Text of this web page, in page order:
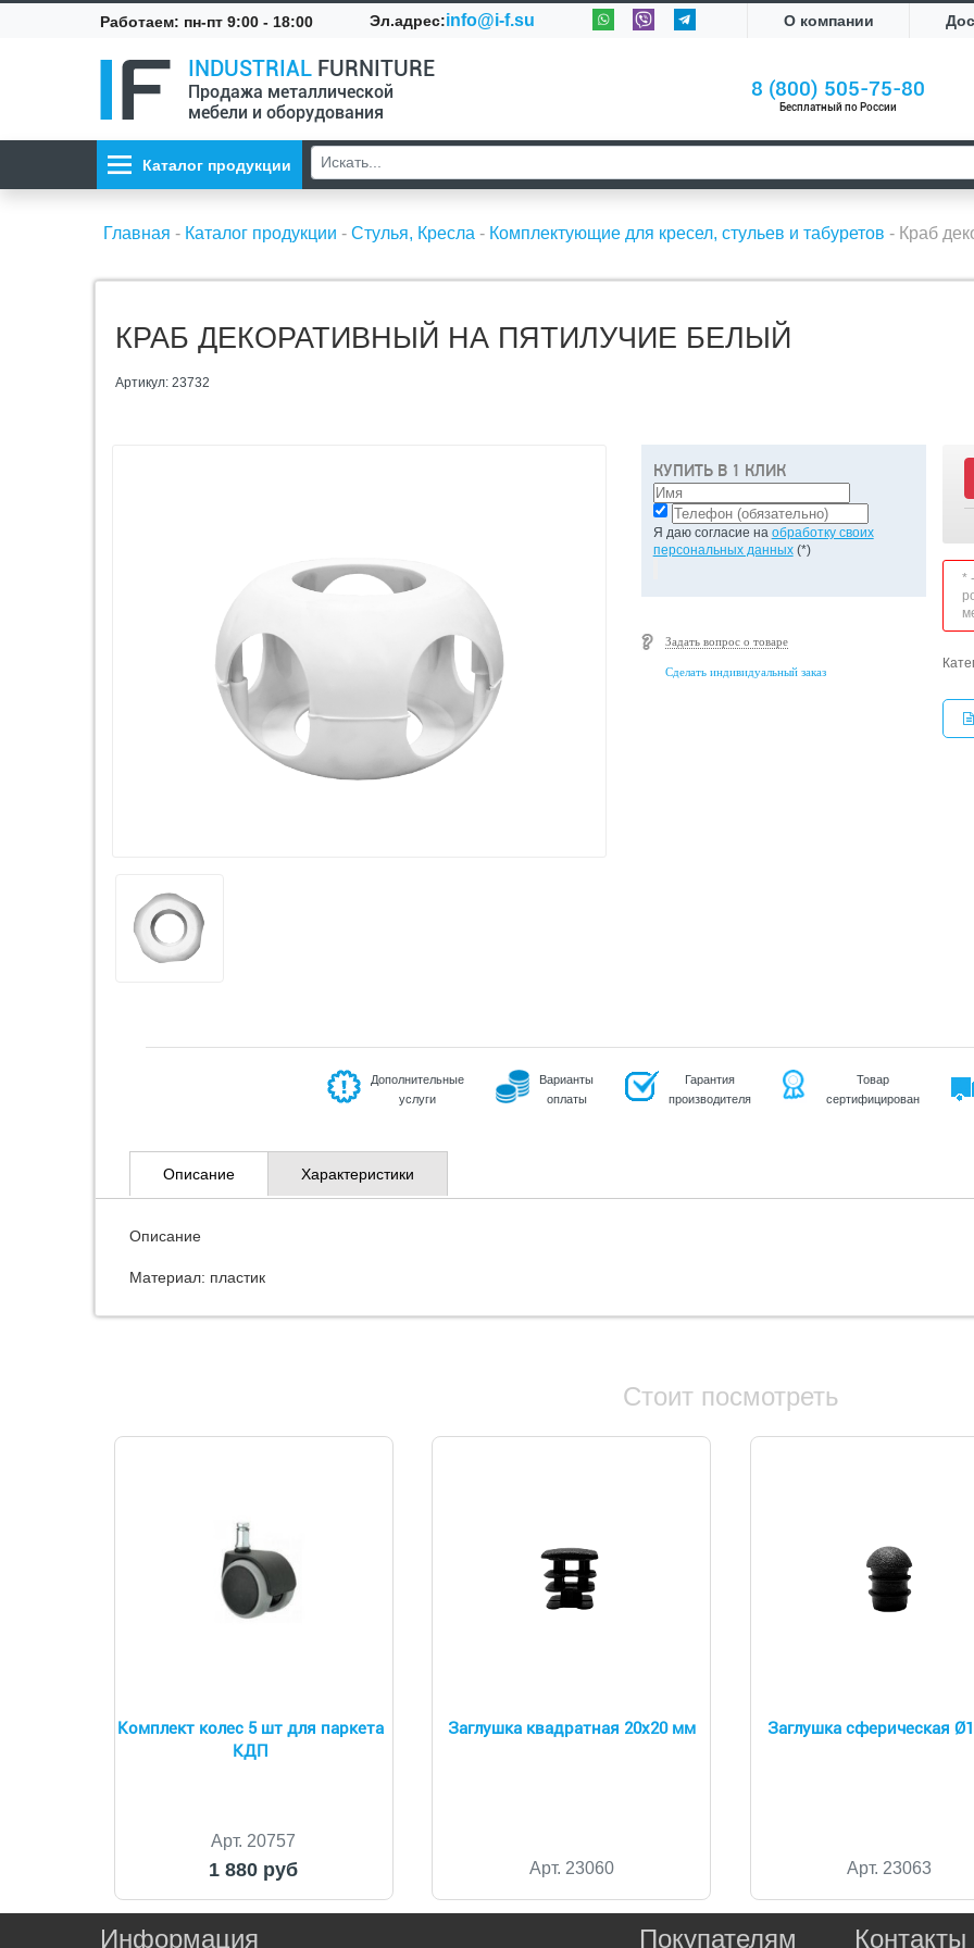
Работаем: пн-пт 9:00 - 18:00 Эл.адрес:info@i-f.su О компании
INDUSTRIAL FURNITURE
Продажа металлической
мебели и оборудования
8 (800) 505-75-80
Бесплатный по России
Каталог продукции
Главная - Каталог продукции - Стулья, Кресла - Комплектующие для кресел, стульев и табуретов - Краб
КРАБ ДЕКОРАТИВНЫЙ НА ПЯТИЛУЧИЕ БЕЛЫЙ
Артикул: 23732
КУПИТЬ В 1 КЛИК
Я даю согласие на обработку своих
персональных данных(*)
Задать вопрос о товаре
Сделать индивидуальный заказ
*
Дополнительные
услуги
Варианты
оплаты
Гарантия
производителя
Товар
сертифицирован
Описание Характеристики
Описание
Материал: пластик
Стоит посмотреть
Комплект колес 5 шт для паркета
КДП
Арт. 20757
1 880 руб
Заглушка квадратная 20х20 мм
Арт. 23060
Заглушка сферическая
Арт. 23063
Информация Покупателям Контакты